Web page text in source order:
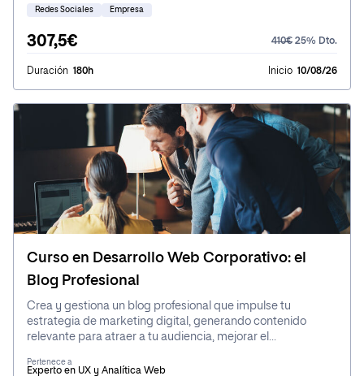
Redes Sociales Empresa
307,5€ 410€ 25% Dto.
Duración 180h Inicio 10/08/26
Curso en Desarrollo Web Corporativo: el
Blog Profesional
Crea y gestiona un blog profesional que impulse tu
estrategia de marketing digital, generando contenido
relevante para atraer a tu audiencia, mejorar el
online de tu marca, lo que te permitirá conectar de manera
Pertenece a
Experto en UX y Analítica Web